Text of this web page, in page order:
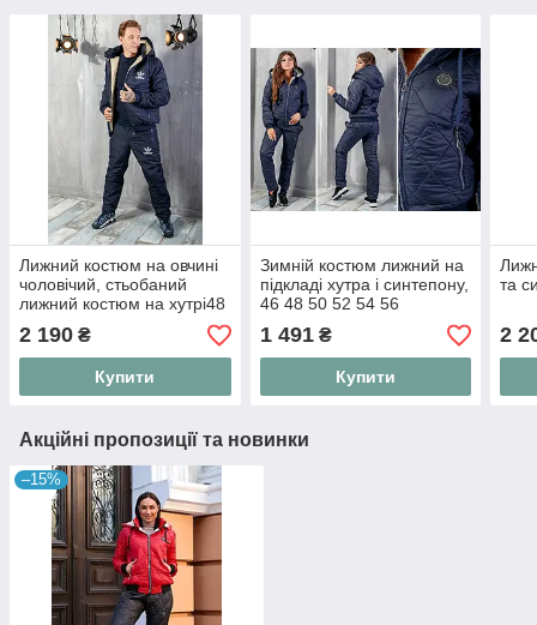
Лижний костюм на овчині
чоловічий, стьобаний
лижний костюм на хутрі48
50 52 54
2 190 ₴
Купити
Зимній костюм лижний на
підкладі хутра і синтепону,
46 48 50 52 54 56
1 491₴
Купити
та
2
Акційні пропозиції та новинки
–15%